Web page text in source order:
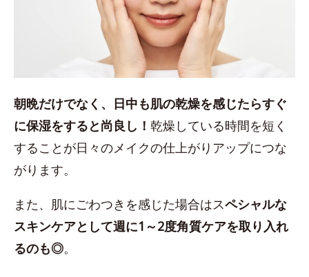
朝晩だけでなく、日中も肌の乾燥を感じたらすぐ
に保湿をすると尚良し！ 乾燥している時間を短く
することが日々のメイクの仕上がりアップにつな
がります。
また、肌にごわつきを感じた場合はスペシャルな
スキンケアとして週に1～2度角質ケアを取り入れ
るのも◎。